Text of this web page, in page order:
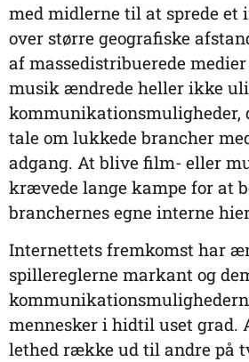
med midlerne til at sprede et
over større geografiske
af massedistribuerede
musik ændrede heller ikke
kommunikationsmuligheder,
tale om lukkede brancher
adgang. At blive film- eller
krævede lange kampe for at
branchernes egne interne
Internettets fremkomst har
spillereglerne markant og
mennesker i hidtil uset grad.
lethed række ud til andre på